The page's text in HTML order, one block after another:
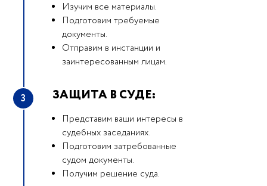
Изучим все материалы.
Подготовим требуемые
документы.
Отправим в инстанции и
заинтересованным лицам.
3 ЗАЩИТА В СУДЕ:
Представим ваши интересы в
судебных заседаниях.
Подготовим затребованные
судом документы.
Получим решение суда.